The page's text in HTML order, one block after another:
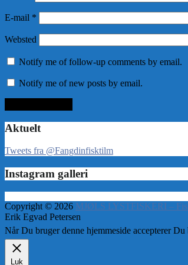
E-mail *
Websted
Notify me of follow-up comments by email.
Notify me of new posts by email.
Aktuelt
Tweets fra @Fangdinfisktilm
Instagram galleri
Copyright © 2026 MJØLS LYSTFISKERI –
Erik Egvad Petersen
Når Du bruger denne hjemmeside accepterer Du
Luk